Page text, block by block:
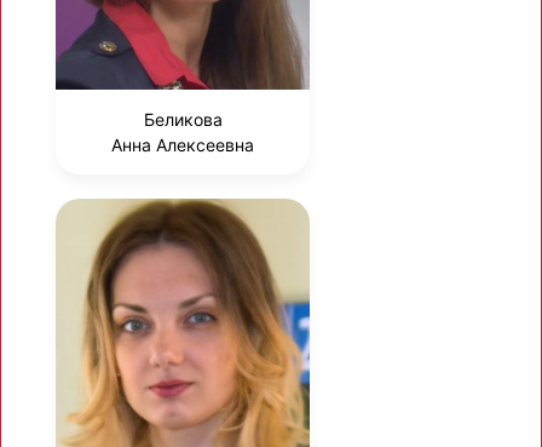
Беликова
Анна Алексеевна